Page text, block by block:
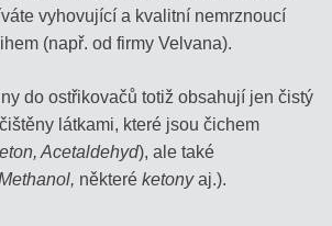
vyhovující a kvalitní nemrznoucí
(např. od firmy Velvana).
do ostřikovačů totiž obsahují jen čistý
látkami, které jsou čichem
Acetaldehyd), ale také
některé ketonyaj.).